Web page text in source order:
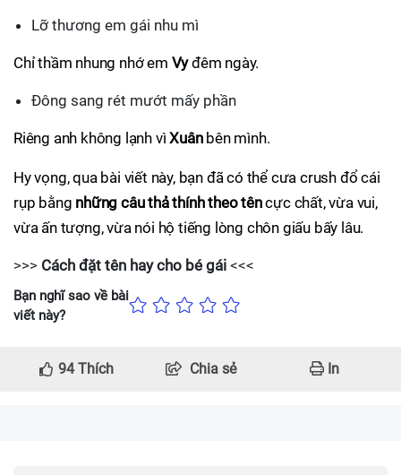
Lỡ thương em gái nhu mì
Chỉ thầm nhung nhớ em Vyđêm ngày.
Đông sang rét mướt mấy phần
Riêng anh không lạnh vìXuânbên mình.
Hy vọng, qua bài viết này, bạn đã có thể cưa crush đổ cái
rụp bằng những câu thả thính theo têncực chất, vừa vui,
vừa ấn tượng, vừa nói hộ tiếng lòng chôn giấu bấy lâu.
>>> Cách đặt tên hay cho bé gái <<<
Bạn nghĩ sao về bài
viết này?
94Thích Chia sẻ In